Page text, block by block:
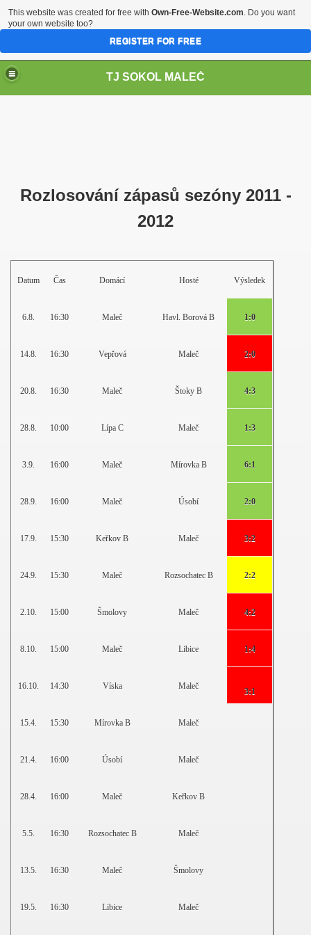
TJ SOKOL MALEČ
Rozlosování zápasů sezóny 2011 -
2012
Datum Čas Domácí Hosté Výsledek
6.8. 16:30 Maleč Havl. Borová B 1:0
14.8. 16:30 Vepřová Maleč 2:0
20.8. 16:30 Maleč Štoky B 4:3
28.8. 10:00 Lípa C Maleč 1:3
3.9. 16:00 Maleč Mírovka B 6:1
28.9. 16:00 Maleč Úsobí 2:0
17.9. 15:30 Keřkov B Maleč 3:2
24.9. 15:30 Maleč Rozsochatec B 2:2
2.10. 15:00 Šmolovy Maleč 4:2
8.10. 15:00 Maleč Libice 1:4
16.10. 14:30 Víska Maleč
3:1
15.4. 15:30 Mírovka B Maleč
21.4. 16:00 Úsobí Maleč
28.4. 16:00 Maleč Keřkov B
5.5. 16:30 Rozsochatec B Maleč
13.5. 16:30 Maleč Šmolovy
19.5. 16:30 Libice Maleč
This website was created for free with Own-Free-Website.com. Do you want
your own website too?
REGISTER FOR FREE